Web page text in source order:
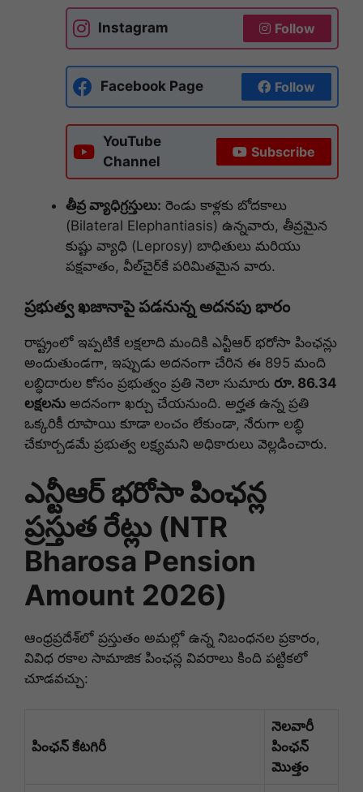
Instagram Follow
Facebook Page Follow
YouTube
Channel
Subscribe
తీవ్ర వ్యాధిగ్రస్తులు: రెండు కాళ్లకు బోదకాలు
(Bilateral Elephantiasis) ఉన్నవారు, తీవ్రమైన
కుష్టు వ్యాధి (Leprosy) బాధితులు మరియు
పక్షవాతం, వీల్‌చైర్‌కే పరిమితమైన వారు.
ప్రభుత్వ ఖజానాపై పడనున్న అదనపు భారం
రాష్ట్రంలో ఇప్పటికే లక్షలాది మందికి ఎన్టీఆర్ భరోసా పింఛన్లు
అందుతుండగా, ఇప్పుడు అదనంగా చేరిన ఈ 895 మంది
లబ్ధిదారుల కోసం ప్రభుత్వం ప్రతి నెలా సుమారు రూ. 86.34
లక్షలను అదనంగా ఖర్చు చేయనుంది. అర్హత ఉన్న ప్రతి
ఒక్కరికీ రూపాయి కూడా లంచం లేకుండా, నేరుగా లబ్ధి
చేకూర్చడమే ప్రభుత్వ లక్ష్యమని అధికారులు వెల్లడించారు.
ఎన్టీఆర్ భరోసా పింఛన్ల
ప్రస్తుత రేట్లు (NTR
Bharosa Pension
Amount 2026)
ఆంధ్రప్రదేశ్‌లో ప్రస్తుతం అమల్లో ఉన్న నిబంధనల ప్రకారం,
వివిధ రకాల సామాజిక పింఛన్ల వివరాలు కింది పట్టికలో
చూడవచ్చు:
పింఛన్ కేటగిరీ
నెలవారీ
పింఛన్
మొత్తం